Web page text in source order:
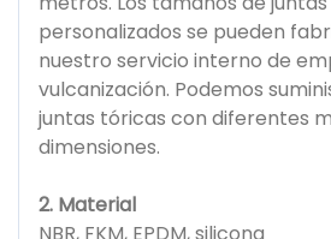
personalizados se pueden
nuestro servicio interno de
vulcanización. Podemos
juntas tóricas con diferentes
dimensiones.
2. Material